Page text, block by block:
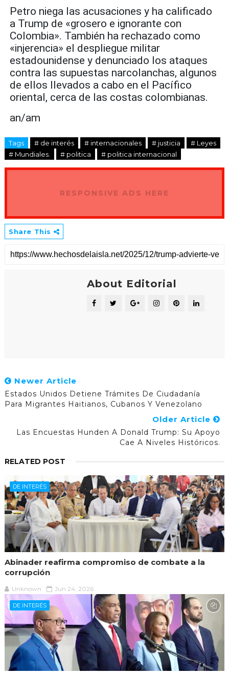
Petro niega las acusaciones y ha calificado
a Trump de «grosero e ignorante con
Colombia». También ha rechazado como
«injerencia» el despliegue militar
estadounidense y denunciado los ataques
contra las supuestas narcolanchas, algunos
de ellos llevados a cabo en el Pacífico
oriental, cerca de las costas colombianas.
an/am
Tags # de interés # internacionales # justicia
# Leyes
# Mundiales.
# politica # politica internacional
RESPONSIVE ADS HERE
Share This
About Editorial
Newer Article
Estados Unidos Detiene Trámites De Ciudadanía
Para Migrantes Haitianos, Cubanos Y Venezolano
Older Article
Las Encuestas Hunden A Donald Trump: Su Apoyo
Cae A Niveles Históricos.
RELATED POST
DE INTERÉS
Abinader reafirma compromiso de combate a la
corrupción
Unknown Jun 24, 2026
DE INTERÉS